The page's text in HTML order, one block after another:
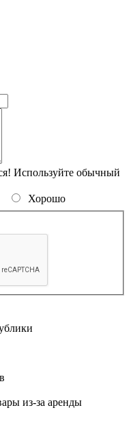
Используйте обычный
Хорошо
из-за аренды